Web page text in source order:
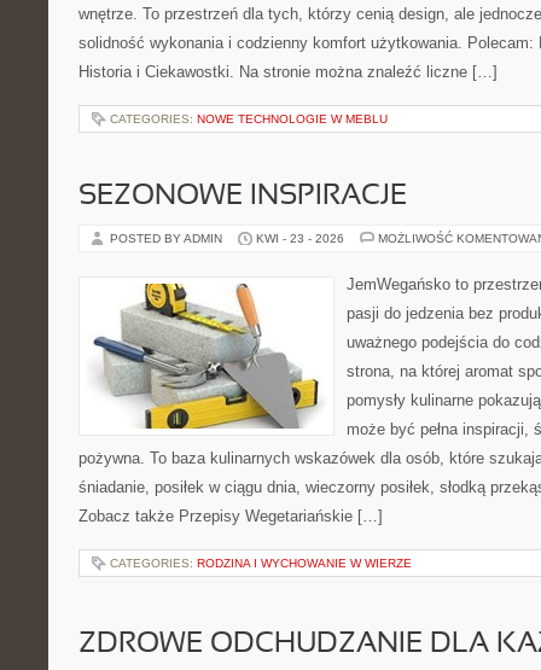
wnętrze. To przestrzeń dla tych, którzy cenią design, ale
solidność wykonania i codzienny komfort użytkowania. Polecam:
Historia i Ciekawostki. Na stronie można znaleźć liczne […]
CATEGORIES: NOWE TECHNOLOGIE W MEBLU
SEZONOWE INSPIRACJE
POSTED BY ADMIN KWI - 23 - 2026 MOŻLIWOŚĆ
JemWegańsko to
pasji do jedzenia bez
uważnego podejścia do
strona, na której aromat
pomysły kulinarne
może być pełna inspiracji,
pożywna. To baza kulinarnych wskazówek dla osób, które
śniadanie, posiłek w ciągu dnia, wieczorny posiłek, słodką
Zobacz także Przepisy Wegetariańskie […]
CATEGORIES: RODZINA I WYCHOWANIE W WIERZE
ZDROWE ODCHUDZANIE DLA